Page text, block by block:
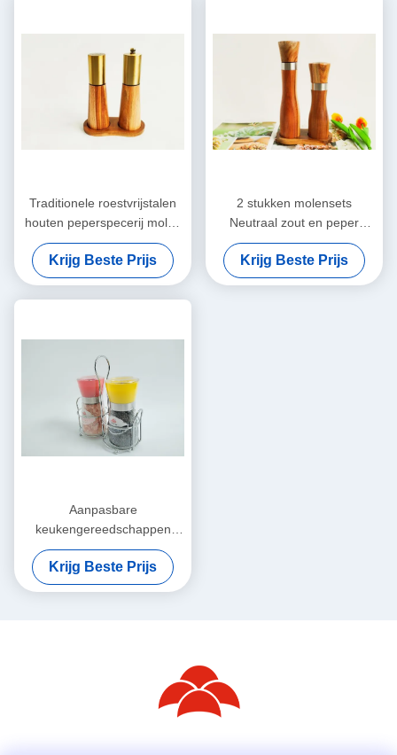
Traditionele roestvrijstalen
houten peperspecerij molen
set
Krijg Beste Prijs
2 stukken molensets
Neutraal zout en peper
houten molenset
Krijg Beste Prijs
Aanpasbare
keukengereedschappen
Zout- en pepermaler met
cirkel van roestvrij staal en
zilveren houder sets
Krijg Beste Prijs